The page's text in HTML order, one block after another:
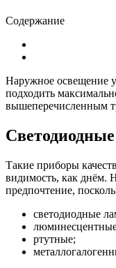
Содержание
Наружное освещение
подходить
вышеперечисленным
Такие приборы
видимость, как днём.
предпочтение,
светодиодные
ртутные;